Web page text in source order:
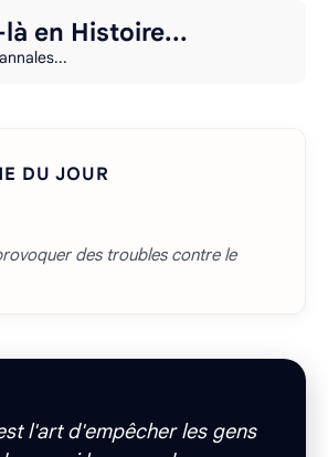
en Histoire...
DU JOUR
des troubles contre le
l'art d'empêcher les gens